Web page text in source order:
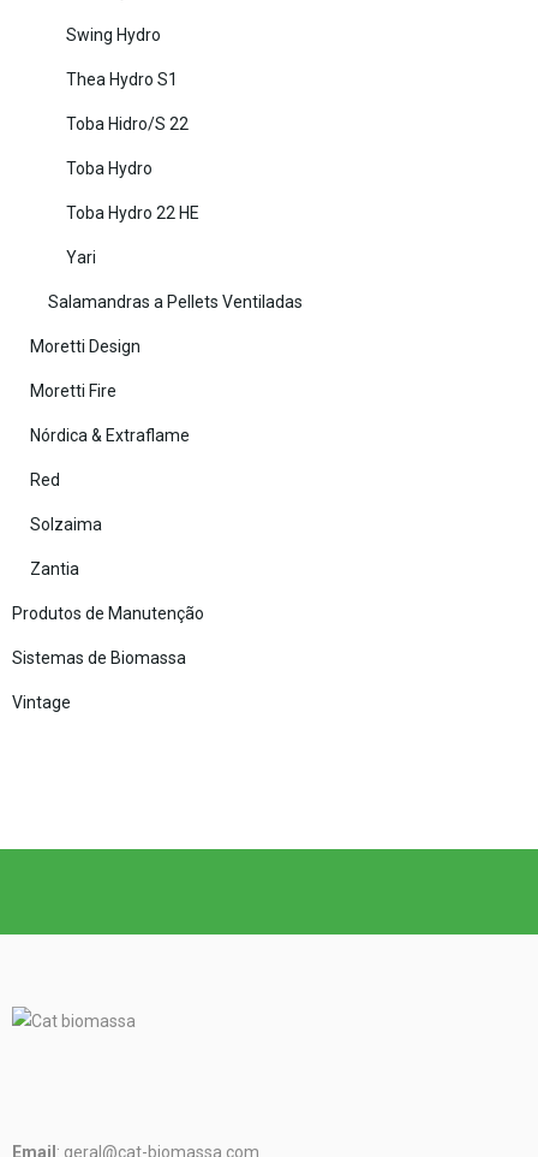
Swing Hydro
Thea Hydro S1
Toba Hidro/S 22
Toba Hydro
Toba Hydro 22 HE
Yari
Salamandras a Pellets Ventiladas
Moretti Design
Moretti Fire
Nórdica & Extraflame
Red
Solzaima
Zantia
Produtos de Manutenção
Sistemas de Biomassa
Vintage
Email : geral@cat-biomassa.com